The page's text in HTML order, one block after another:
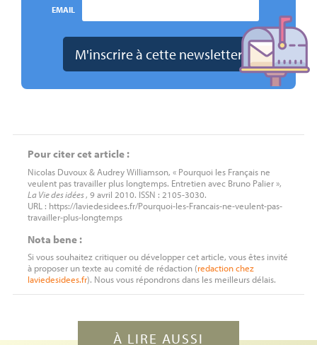
EMAIL
Pour citer cet article :
Nicolas Duvoux & Audrey Williamson, « Pourquoi les Français ne
veulent pas travailler plus longtemps. Entretien avec Bruno Palier »,
La Vie des idées, 9 avril 2010. ISSN : 2105-3030.
URL : https://laviedesidees.fr/Pourquoi-les-Francais-ne-veulent-pas-
travailler-plus-longtemps
Nota bene :
Si vous souhaitez critiquer ou développer cet article, vous êtes invité
à proposer un texte au comité de rédaction (redactionchez
laviedesidees.fr). Nous vous répondrons dans les meilleurs délais.
À LIRE AUSSI